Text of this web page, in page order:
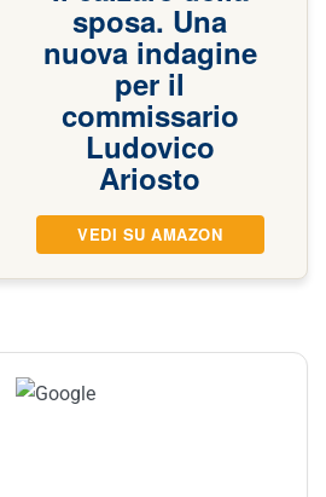
sposa. Una
nuova indagine
per il
commissario
Ludovico
Ariosto
VEDI SU AMAZON